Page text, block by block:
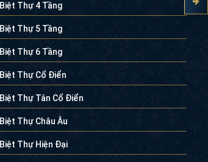
Biệt Thự 4 Tầng
Biệt Thự 5 Tầng
Biệt Thự 6 Tầng
Biệt Thự Cổ Điển
Biệt Thự Tân Cổ Điển
Biệt Thự Châu Âu
Biệt Thự Hiện Đại